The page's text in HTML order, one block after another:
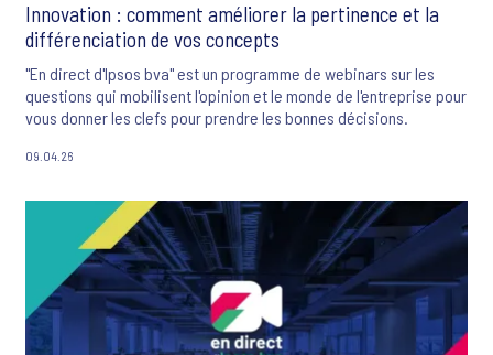
Innovation : comment améliorer la pertinence et la
différenciation de vos concepts
"En direct d'Ipsos bva" est un programme de webinars sur les
questions qui mobilisent l'opinion et le monde de l'entreprise pour
vous donner les clefs pour prendre les bonnes décisions.
09.04.26